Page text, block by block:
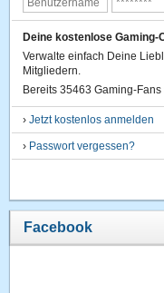
Deine kostenlose Gaming-
Verwalte einfach Deine
Mitgliedern.
Bereits 35463 Gaming-
›Jetzt kostenlos anmelden
› Passwort vergessen?
Facebook